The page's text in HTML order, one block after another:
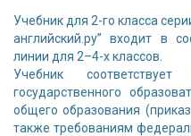
Учебник для 2-го класса
английский.ру” входит в
линии для 2–4-х классов.
Учебник
государственного
общего образования
также требованиям